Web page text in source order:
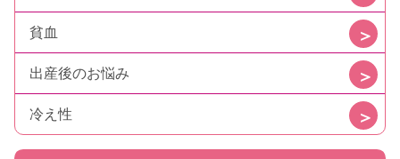
貧血
出産後のお悩み
冷え性